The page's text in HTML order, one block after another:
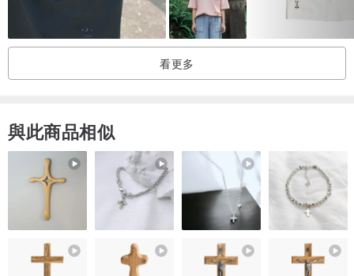
˙ Made in Taiwan
尺寸表(單位英吋)
產地/製造方式
產地台灣
看更多
與此商品相似